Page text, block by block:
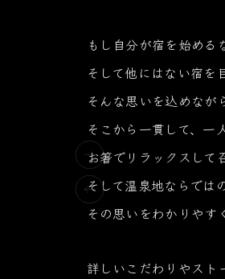
もし自分が宿を始める
そして他にはない宿を
そんな思いを込めなが
そこから一貫して、一
お箸でリラックスして
そして温泉地ならでは
その思いをわかりやす
詳しいこだわりやスト